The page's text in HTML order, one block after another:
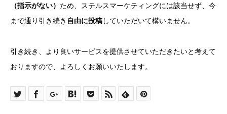
（指示がない） ため、ステルスマーケティングには該当せず、今
まで通り引き続き 自由に投稿していただいて構いません。
引き続き、より良いサービスを提供させていただきたいと考えて
おりますので、よろしくお願いいたします。